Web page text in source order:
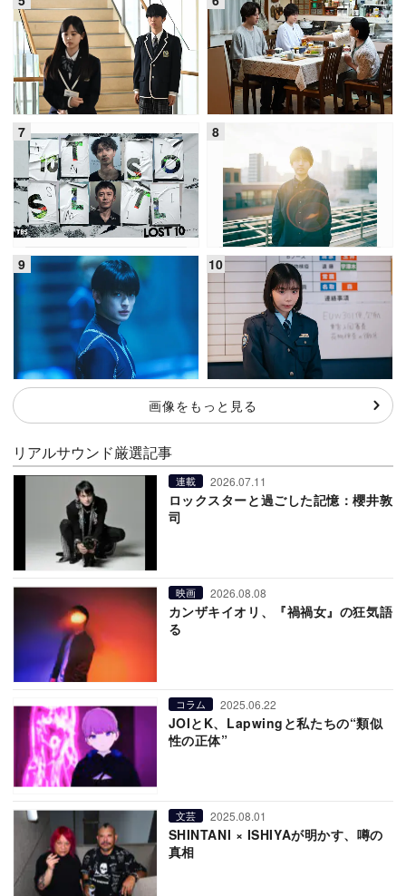
画像をもっと見る
リアルサウンド厳選記事
連載 2026.07.11
ロックスターと過ごした記憶：櫻井敦
司
映画 2026.08.08
カンザキイオリ、『禍禍女』の狂気語
る
コラム 2025.06.22
JOIとK、Lapwingと私たちの“類似
性の正体”
文芸 2025.08.01
SHINTANI × ISHIYAが明かす、噂の
真相